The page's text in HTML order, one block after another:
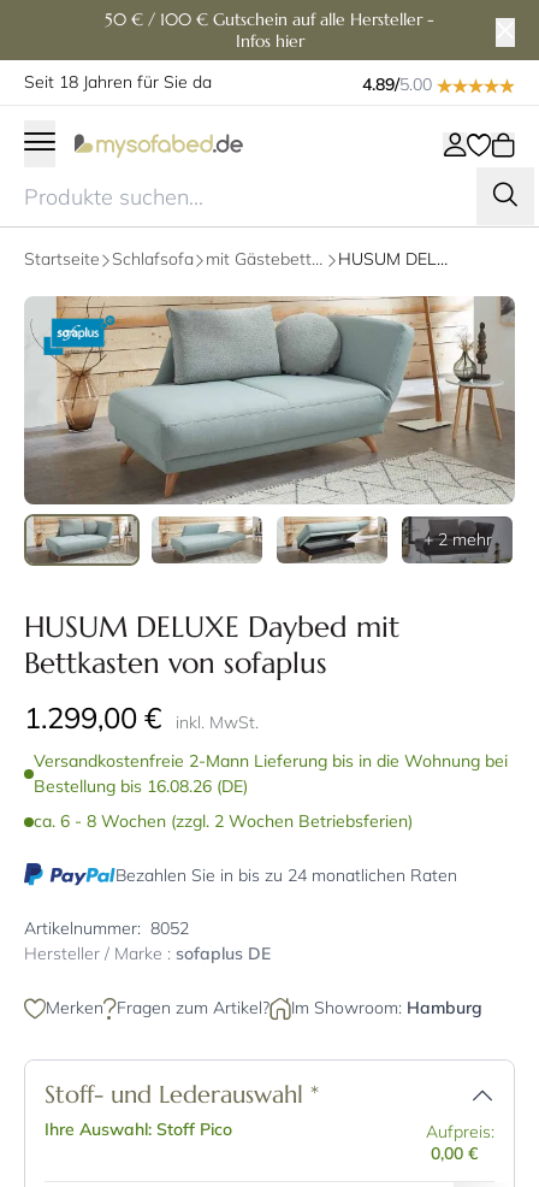
50 € / 100 € Gutschein auf alle Hersteller -
Infos hier
Seit 18 Jahren für Sie da
4.89/5.00
Startseite Schlafsofa mit Gästebettfunktion HUSUM DELUXE Daybed mit Bettkasten von sofaplus
+ 2 mehr
HUSUM DELUXE Daybed mit
Bettkasten von sofaplus
1.299,00 €
inkl. MwSt.
Versandkostenfreie 2-Mann Lieferung bis in die Wohnung bei
Bestellung bis 16.08.26 (DE)
ca. 6 - 8 Wochen (zzgl. 2 Wochen Betriebsferien)
Bezahlen Sie in bis zu 24 monatlichen Raten
Artikelnummer: 8052
Hersteller / Marke : sofaplus DE
Merken Fragen zum Artikel? Im Showroom: Hamburg
Stoff- und Lederauswahl *
Ihre Auswahl: Stoff Pico
Aufpreis:
0,00 €